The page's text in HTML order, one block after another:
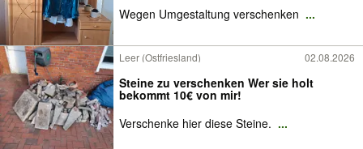
Wegen Umgestaltung verschenken ...
Leer (Ostfriesland) 02.08.2026
Steine zu verschenken Wer sie holt
bekommt 10€ von mir!
Verschenke hier diese Steine. ...